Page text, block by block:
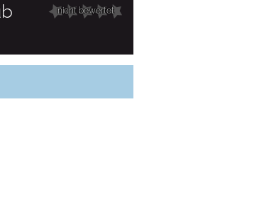
nicht bewertet